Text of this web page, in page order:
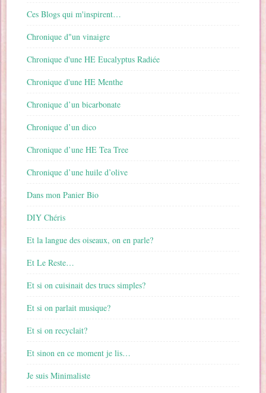
Ces Blogs qui m'inspirent…
Chronique d"un vinaigre
Chronique d'une HE Eucalyptus Radiée
Chronique d'une HE Menthe
Chronique d’un bicarbonate
Chronique d’un dico
Chronique d’une HE Tea Tree
Chronique d’une huile d’olive
Dans mon Panier Bio
DIY Chéris
Et la langue des oiseaux, on en parle?
Et Le Reste…
Et si on cuisinait des trucs simples?
Et si on parlait musique?
Et si on recyclait?
Et sinon en ce moment je lis…
Je suis Minimaliste